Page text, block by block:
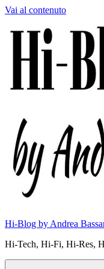
Vai al contenuto
Hi-Blog by Andrea
Hi-Tech, Hi-Fi, Hi-Res,